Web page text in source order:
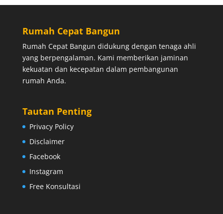
Rumah Cepat Bangun
Rumah Cepat Bangun didukung dengan tenaga ahli
yang berpengalaman. Kami memberikan jaminan
kekuatan dan kecepatan dalam pembangunan
rumah Anda.
Tautan Penting
Privacy Policy
Disclaimer
Facebook
Instagram
Free Konsultasi